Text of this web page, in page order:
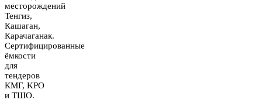
месторождений
Тенгиз,
Кашаган,
Карачаганак.
Сертифицированные
ёмкости
для
тендеров
КМГ, KPO
и ТШО.